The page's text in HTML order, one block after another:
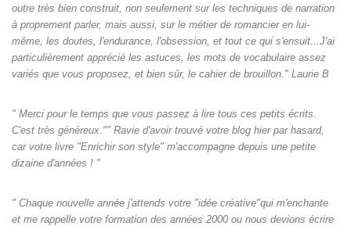
outre très bien construit, non seulement sur les techniques de narration
à proprement parler, mais aussi, sur le métier de romancier en lui-
même, les doutes, l'endurance, l'obsession, et tout ce qui s'ensuit...J'ai
particulièrement apprécié les astuces, les mots de vocabulaire assez
variés que vous proposez, et bien sûr, le cahier de brouillon." Laurie B
" Merci pour le temps que vous passez à lire tous ces petits écrits.
C'est très généreux."" Ravie d'avoir trouvé votre blog hier par hasard,
car votre livre "Enrichir son style" m'accompagne depuis une petite
dizaine d'années ! "
" Chaque nouvelle année j'attends votre "idée créative"qui m'enchante
et me rappelle votre formation des années 2000 ou nous devions écrire